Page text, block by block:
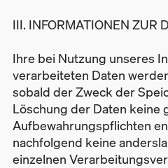
III. INFORMATIONEN ZUR
Ihre bei Nutzung unseres
verarbeiteten Daten
sobald der Zweck der
Löschung der Daten keine
Aufbewahrungspflichten
nachfolgend keine
einzelnen